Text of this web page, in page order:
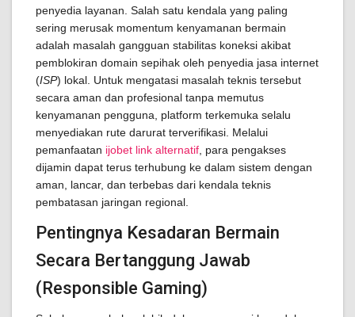
penyedia layanan. Salah satu kendala yang paling
sering merusak momentum kenyamanan bermain
adalah masalah gangguan stabilitas koneksi akibat
pemblokiran domain sepihak oleh penyedia jasa internet
(ISP) lokal. Untuk mengatasi masalah teknis tersebut
secara aman dan profesional tanpa memutus
kenyamanan pengguna, platform terkemuka selalu
menyediakan rute darurat terverifikasi. Melalui
pemanfaatan ijobet link alternatif , para pengakses
dijamin dapat terus terhubung ke dalam sistem dengan
aman, lancar, dan terbebas dari kendala teknis
pembatasan jaringan regional.
Pentingnya Kesadaran Bermain
Secara Bertanggung Jawab
(Responsible Gaming)